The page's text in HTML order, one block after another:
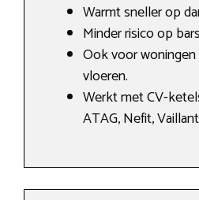
Warmt sneller op
Minder risico op
Ook voor
vloeren.
Werkt met CV-
ATAG, Nefit,